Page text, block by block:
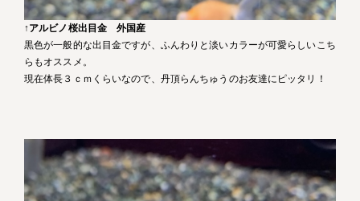
↑アルビノ桜出目金 外国産
黒色が一般的な出目金ですが、ふんわりと淡いカラーが可愛らしいこち
らもオススメ。
現在体長３ｃｍくらいなので、丹頂らんちゅうのお友達にピッタリ！